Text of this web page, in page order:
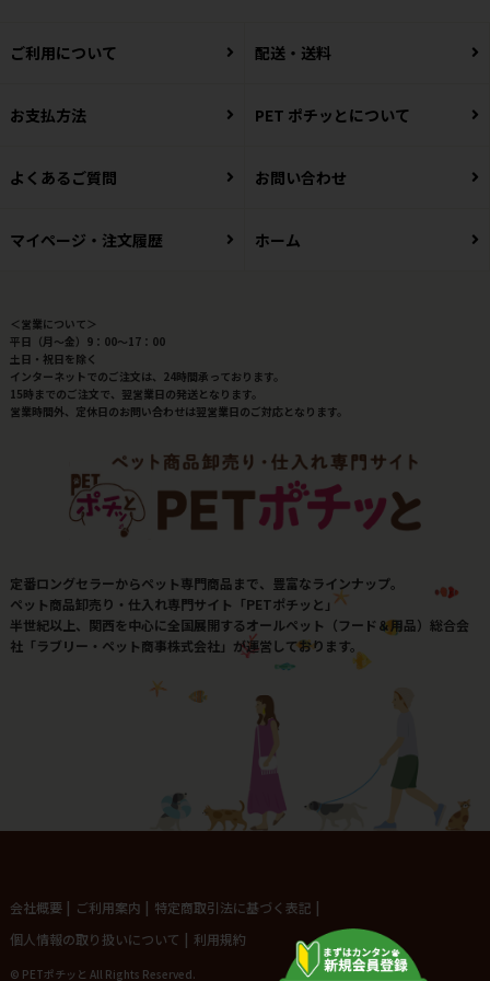
ご利用について 配送・送料
お支払方法 PET ポチッとについて
よくあるご質問 お問い合わせ
マイページ・注文履歴 ホーム
＜営業について＞
平日（月～金）9：00～17：00
土日・祝日を除く
インターネットでのご注文は、24時間承っております。
15時までのご注文で、翌営業日の発送となります。
営業時間外、定休日のお問い合わせは翌営業日のご対応となります。
定番ロングセラーからペット専門商品まで、豊富なラインナップ。
ペット商品卸売り・仕入れ専門サイト「PETポチッと」
半世紀以上、関西を中心に全国展開するオールペット（フード＆用品）総合会
社「ラブリー・ペット商事株式会社」が運営しております。
会社概要 | ご利用案内 | 特定商取引法に基づく表記 |
個人情報の取り扱いについて | 利用規約
© PETポチッと All Rights Reserved.